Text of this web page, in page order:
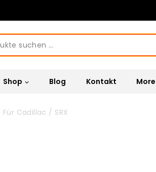
Shop Blog Kontakt More
Für Cadillac / SRX